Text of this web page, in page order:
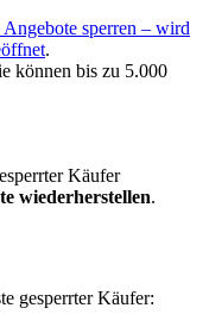
sperren – wird
.
können bis zu 5.000
Käufer
wiederherstellen.
gesperrter Käufer: